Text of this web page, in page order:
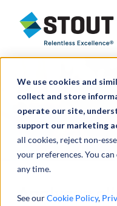
We use cookies and
collect and store
operate our site,
support our marketing
all cookies, reject non-
your preferences. You
any time.
See ourCookie Policy,
Stout Relentless
Analyses